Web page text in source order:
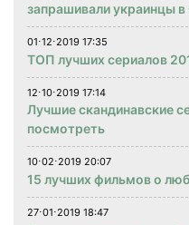
запрашивали украинцы в
01⋅12⋅2019 17:35
ТОП лучших сериалов
12⋅10⋅2019 17:14
Лучшие скандинавские
посмотреть
10⋅02⋅2019 20:07
15 лучших фильмов о
27⋅01⋅2019 18:47